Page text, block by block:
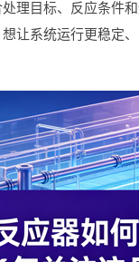
理目标、反应条件
让系统运行更稳定